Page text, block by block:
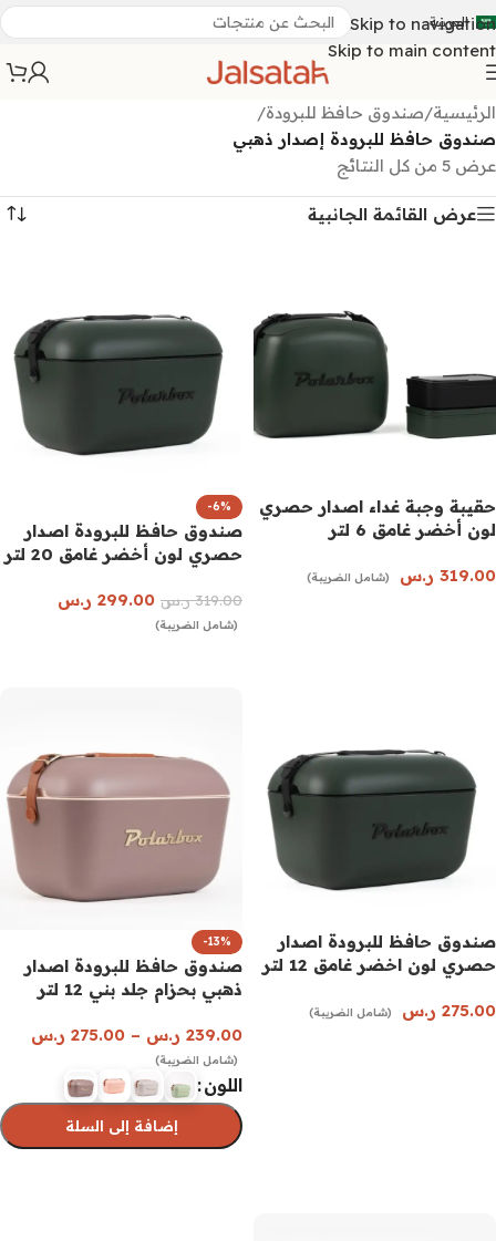
Skip to navigation
Skip to main content
العربية
الرئيسية/صندوق حافظ للبرودة/
صندوق حافظ للبرودة إصدار ذهبي
عرض ⁦5⁩ من كل النتائج
عرض القائمة الجانبية
حقيبة وجبة غداء اصدار حصري
لون أخضر غامق 6 لتر
319.00 ر.س (شامل الضريبة)
-6%
صندوق حافظ للبرودة اصدار
حصري لون أخضر غامق 20 لتر
319.00 ر.س 299.00 ر.س
(شامل الضريبة)
صندوق حافظ للبرودة اصدار
حصري لون اخضر غامق 12 لتر
275.00 ر.س (شامل الضريبة)
-13%
صندوق حافظ للبرودة اصدار
ذهبي بحزام جلد بني 12 لتر
239.00 ر.س –
275.00 ر.س
(شامل الضريبة)
اللون
إضافة إلى السلة